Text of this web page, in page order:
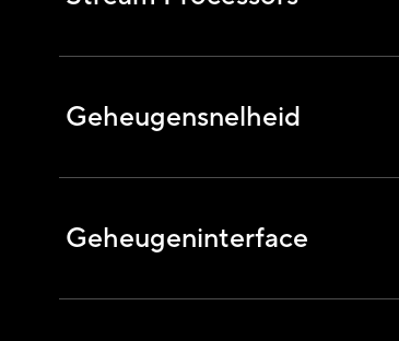
Geheugensnelheid
Geheugeninterface